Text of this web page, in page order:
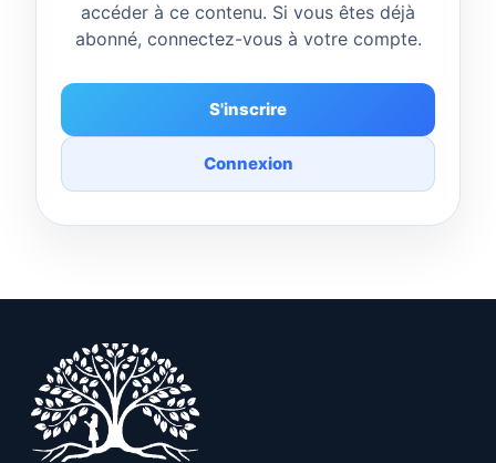
accéder à ce contenu. Si vous êtes déjà
abonné, connectez-vous à votre compte.
S'inscrire
Connexion